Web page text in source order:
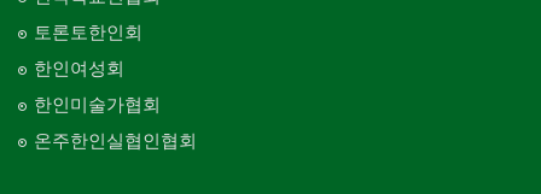
토론토한인회
한인여성회
한인미술가협회
온주한인실협인협회